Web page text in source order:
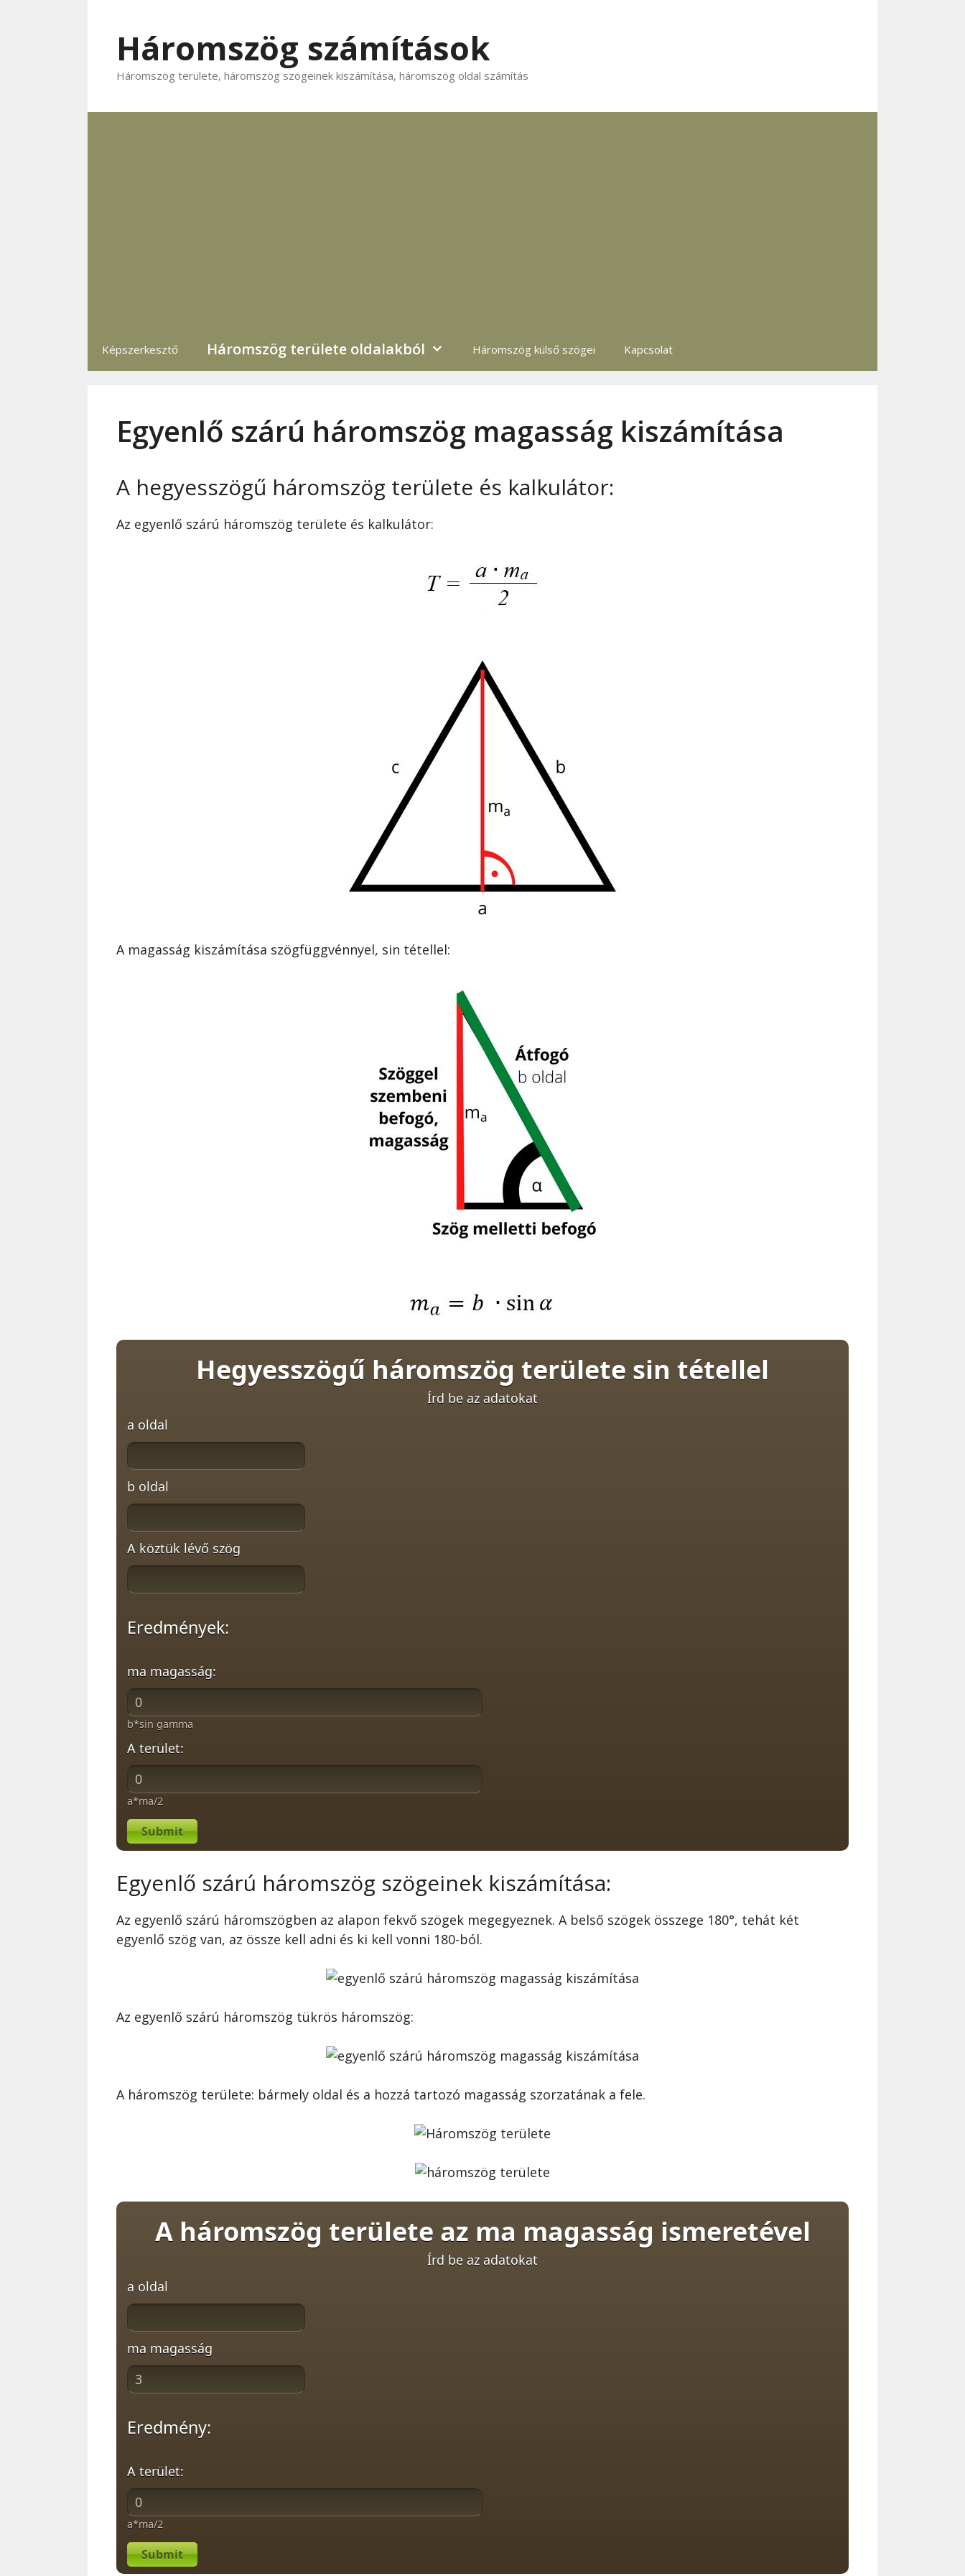
Háromszög számítások
Háromszög területe, háromszög szögeinek kiszámítása, háromszög oldal számítás
Képszerkesztő Háromszög területe oldalakból Háromszög külső szögei Kapcsolat
Egyenlő szárú háromszög magasság kiszámítása
A hegyesszögű háromszög területe és kalkulátor:
Az egyenlő szárú háromszög területe és kalkulátor:
A magasság kiszámítása szögfüggvénnyel, sin tétellel:
Hegyesszögű háromszög területe sin tétellel
Írd be az adatokat
a oldal
b oldal
A köztük lévő szög
Eredmények:
ma magasság:
b*sin gamma
A terület:
a*ma/2
Submit
Egyenlő szárú háromszög szögeinek kiszámítása:
Az egyenlő szárú háromszögben az alapon fekvő szögek megegyeznek. A belső szögek összege 180°, tehát két
egyenlő szög van, az össze kell adni és ki kell vonni 180-ból.
Az egyenlő szárú háromszög tükrös háromszög:
A háromszög területe: bármely oldal és a hozzá tartozó magasság szorzatának a fele.
A háromszög területe az ma magasság ismeretével
Írd be az adatokat
a oldal
ma magasság
Eredmény:
A terület:
a*ma/2
Submit